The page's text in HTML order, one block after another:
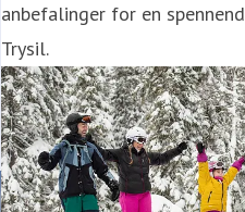
anbefalinger for en
Trysil.